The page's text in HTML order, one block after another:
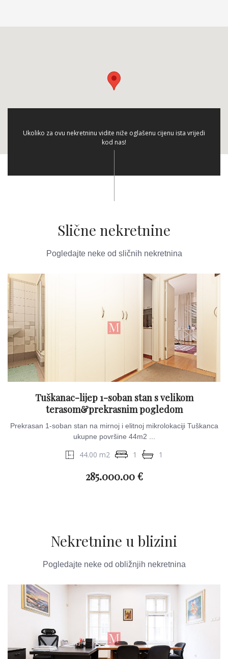
Ukoliko za ovu nekretninu vidite niže oglašenu cijenu ista vrijedi
kod nas!
Slične nekretnine
Pogledajte neke od sličnih nekretnina
Tuškanac-lijep 1-soban stan s velikom
terasom&prekrasnim pogledom
Prekrasan 1-soban stan na mirnoj i elitnoj mikrolokaciji Tuškanca
ukupne površine 44m2 ...
44.00 m2 1 1
285.000.00 €
Nekretnine u blizini
Pogledajte neke od obližnjih nekretnina